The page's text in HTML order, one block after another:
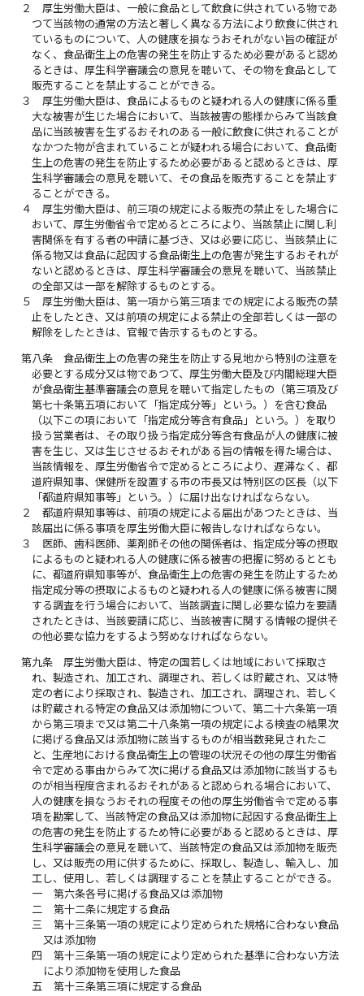
２
厚生労働大臣は、一般に食品として飲食に供されている物であ
つて当該物の通常の方法と著しく異なる方法により飲食に供され
ているものについて、人の健康を損なうおそれがない旨の確証が
なく、食品衛生上の危害の発生を防止するため必要があると認め
るときは、厚生科学審議会の意見を聴いて、その物を食品として
販売することを禁止することができる。
３
厚生労働大臣は、食品によるものと疑われる人の健康に係る重
大な被害が生じた場合において、当該被害の態様からみて当該食
品に当該被害を生ずるおそれのある一般に飲食に供されることが
なかつた物が含まれていることが疑われる場合において、食品衛
生上の危害の発生を防止するため必要があると認めるときは、厚
生科学審議会の意見を聴いて、その食品を販売することを禁止す
ることができる。
４
厚生労働大臣は、前三項の規定による販売の禁止をした場合に
おいて、厚生労働省令で定めるところにより、当該禁止に関し利
害関係を有する者の申請に基づき、又は必要に応じ、当該禁止に
係る物又は食品に起因する食品衛生上の危害が発生するおそれが
ないと認めるときは、厚生科学審議会の意見を聴いて、当該禁止
の全部又は一部を解除するものとする。
５
厚生労働大臣は、第一項から第三項までの規定による販売の禁
止をしたとき、又は前項の規定による禁止の全部若しくは一部の
解除をしたときは、官報で告示するものとする。
第八条
食品衛生上の危害の発生を防止する見地から特別の注意を
必要とする成分又は物であつて、厚生労働大臣及び内閣総理大臣
が食品衛生基準審議会の意見を聴いて指定したもの（第三項及び
第七十条第五項において「指定成分等」という。）を含む食品
（以下この項において「指定成分等含有食品」という。）を取り
扱う営業者は、その取り扱う指定成分等含有食品が人の健康に被
害を生じ、又は生じさせるおそれがある旨の情報を得た場合は、
当該情報を、厚生労働省令で定めるところにより、遅滞なく、都
道府県知事、保健所を設置する市の市長又は特別区の区長（以下
「都道府県知事等」という。）に届け出なければならない。
２
都道府県知事等は、前項の規定による届出があつたときは、当
該届出に係る事項を厚生労働大臣に報告しなければならない。
３
医師、歯科医師、薬剤師その他の関係者は、指定成分等の摂取
によるものと疑われる人の健康に係る被害の把握に努めるととも
に、都道府県知事等が、食品衛生上の危害の発生を防止するため
指定成分等の摂取によるものと疑われる人の健康に係る被害に関
する調査を行う場合において、当該調査に関し必要な協力を要請
されたときは、当該要請に応じ、当該被害に関する情報の提供そ
の他必要な協力をするよう努めなければならない。
第九条
厚生労働大臣は、特定の国若しくは地域において採取さ
れ、製造され、加工され、調理され、若しくは貯蔵され、又は特
定の者により採取され、製造され、加工され、調理され、若しく
は貯蔵される特定の食品又は添加物について、第二十六条第一項
から第三項まで又は第二十八条第一項の規定による検査の結果次
に掲げる食品又は添加物に該当するものが相当数発見されたこ
と、生産地における食品衛生上の管理の状況その他の厚生労働省
令で定める事由からみて次に掲げる食品又は添加物に該当するも
のが相当程度含まれるおそれがあると認められる場合において、
人の健康を損なうおそれの程度その他の厚生労働省令で定める事
項を勘案して、当該特定の食品又は添加物に起因する食品衛生上
の危害の発生を防止するため特に必要があると認めるときは、厚
生科学審議会の意見を聴いて、当該特定の食品又は添加物を販売
し、又は販売の用に供するために、採取し、製造し、輸入し、加
工し、使用し、若しくは調理することを禁止することができる。
一
第六条各号に掲げる食品又は添加物
二
第十二条に規定する食品
三
第十三条第一項の規定により定められた規格に合わない食品
又は添加物
四
第十三条第一項の規定により定められた基準に合わない方法
により添加物を使用した食品
五
第十三条第三項に規定する食品